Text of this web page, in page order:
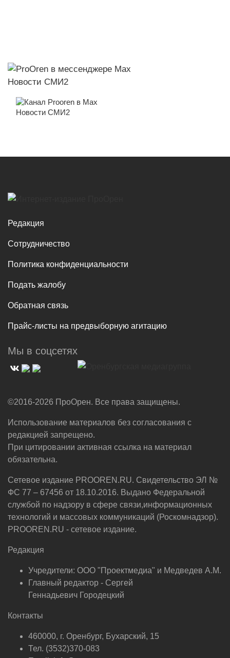
Новости СМИ2
Новости СМИ2
Редакция
Сотрудничество
Политика конфиденциальности
Подать жалобу
Обратная связь
Прайс-листы на предвыборную агитацию
Мы в соцсетях
©2016-2026 ПроОрен. Все права защищены.
Использование материалов без согласования с
редакцией запрещено.
При цитировании активная ссылка на материал
обязательна.
Сетевое издание PROOREN.RU. Свидетельство ЭЛ №
ФС 77 – 67456 от 18.10.2016. Выдано Федеральной
службой по надзору в сфере связи,информационных
технологий и массовых коммуникаций (Роскомнадзор).
PROOREN.RU - сетевое издание.
Редакция
Учредители: ООО "Проектмедиа" и Медведев А.М.
Главный редактор - Сергей
Геннадьевич Городецкий
Контакты
460000, г. Оренбург, Бухарский, 15
Тел. (3532)370-083